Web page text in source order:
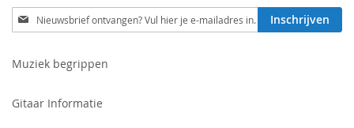
Schrijf
je
voor
Inschrijven
Muziek begrippen
Gitaar Informatie